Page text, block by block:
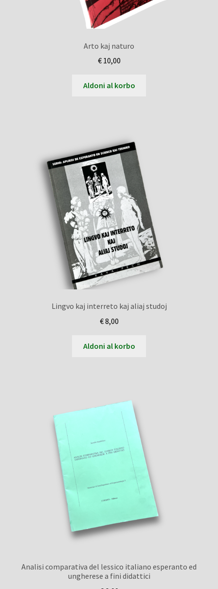
Arto kaj naturo
€10,00
Aldoni al korbo
Lingvo kaj interreto kaj aliaj studoj
€8,00
Aldoni al korbo
Analisi comparativa del lessico italiano esperanto ed
ungherese a fini didattici